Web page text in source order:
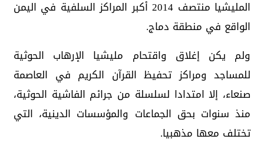
المليشيا منتصف 2014 أكبر المراكز السلفية في اليمن
الواقع في منطقة دماج.
ولم يكن إغلاق واقتحام مليشيا الإرهاب الحوثية
للمساجد ومراكز تحفيظ القرآن الكريم في العاصمة
صنعاء، إلا امتدادا لسلسلة من جرائم الفاشية الحوثية،
منذ سنوات بحق الجماعات والمؤسسات الدينية، التي
تختلف معها مذهبيا.